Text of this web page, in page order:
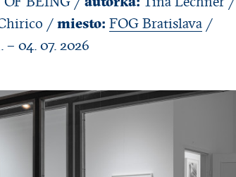
/miesto: FOG Bratislava/
– 04. 07. 2026